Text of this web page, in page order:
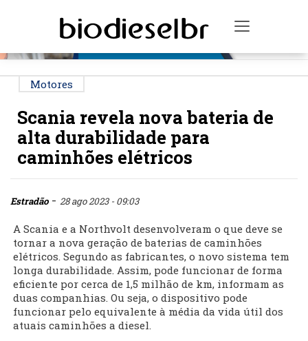
Toggle
Motores
Scania revela nova bateria de
alta durabilidade para
caminhões elétricos
Estradão- 28 ago 2023 - 09:03
A Scania e a Northvolt desenvolveram o que deve se
tornar a nova geração de baterias de caminhões
elétricos. Segundo as fabricantes, o novo sistema tem
longa durabilidade. Assim, pode funcionar de forma
eficiente por cerca de 1,5 milhão de km, informam as
duas companhias. Ou seja, o dispositivo pode
funcionar pelo equivalente à média da vida útil dos
atuais caminhões a diesel.